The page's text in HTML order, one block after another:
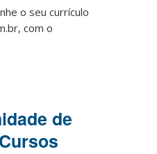
o seu currículo
com o
de